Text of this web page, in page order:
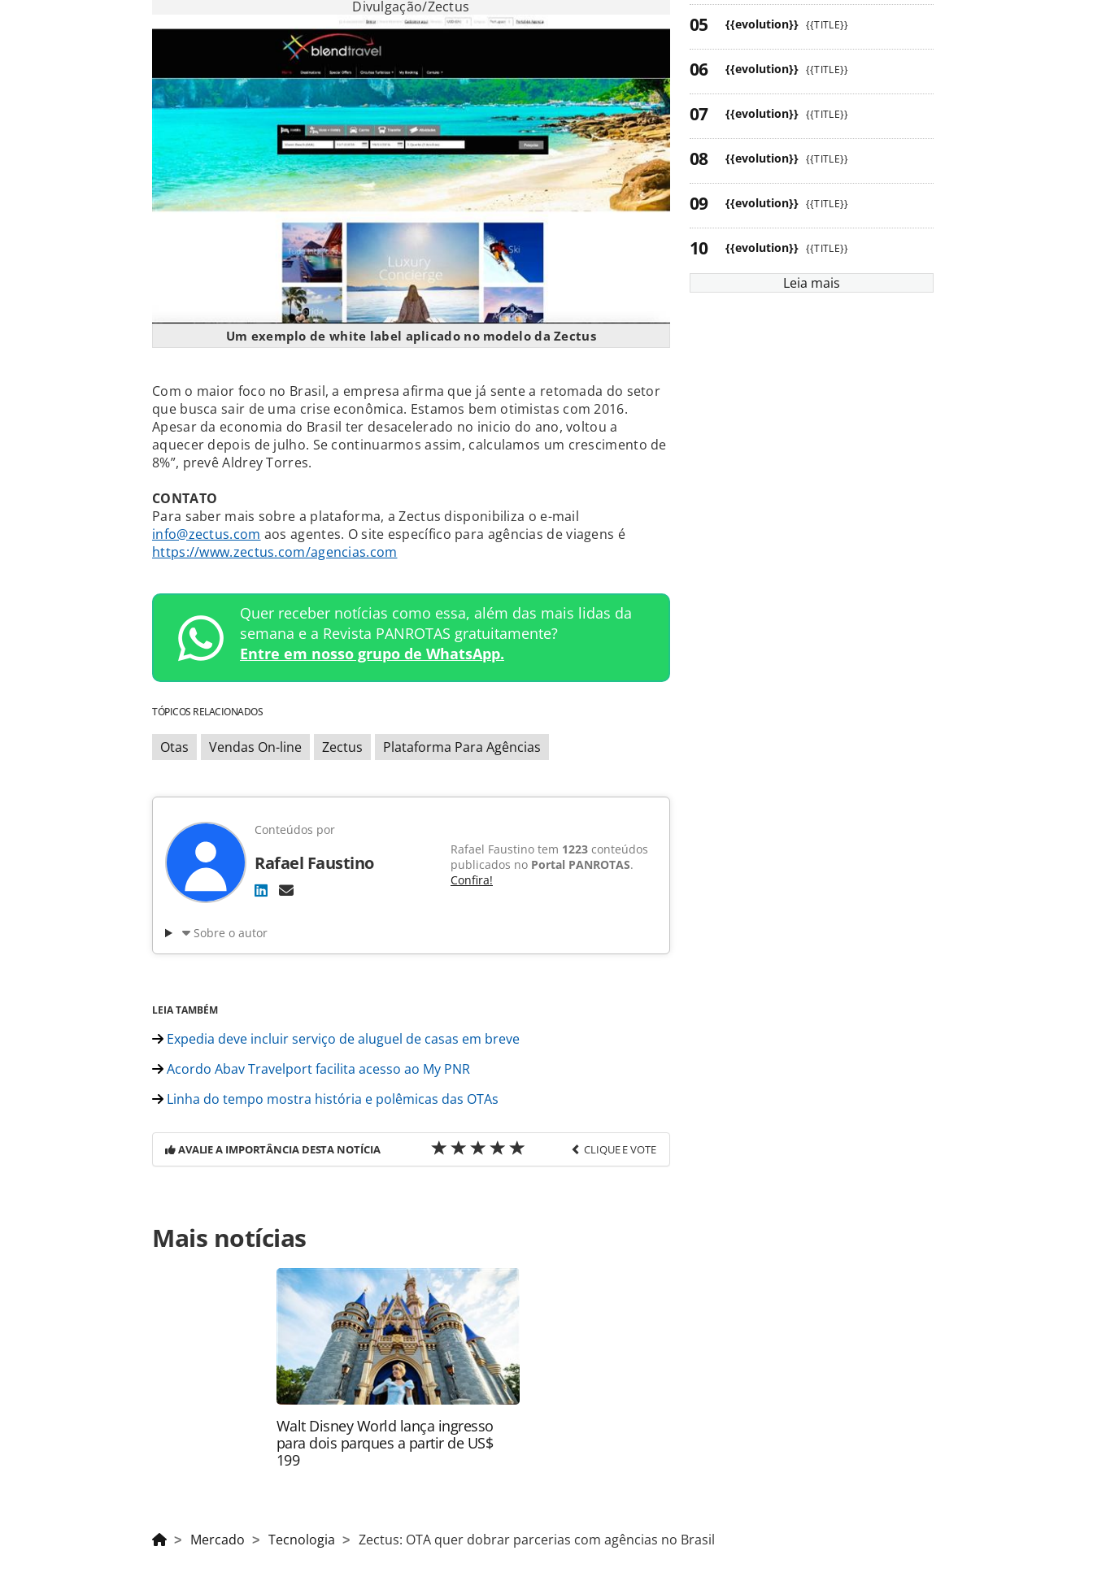
Divulgação/Zectus
Um exemplo de white label aplicado no modelo da Zectus
Com o maior foco no Brasil, a empresa afirma que já sente a retomada do setor
que busca sair de uma crise econômica. Estamos bem otimistas com 2016.
Apesar da economia do Brasil ter desacelerado no inicio do ano, voltou a
aquecer depois de julho. Se continuarmos assim, calculamos um crescimento de
8%”, prevê Aldrey Torres.
CONTATO
Para saber mais sobre a plataforma, a Zectus disponibiliza o e-mail
info@zectus.com aos agentes. O site específico para agências de viagens é
https://www.zectus.com/agencias.com
Quer receber notícias como essa, além das mais lidas da
semana e a Revista PANROTAS gratuitamente?
Entre em nosso grupo de WhatsApp.
TÓPICOS RELACIONADOS
Otas Vendas On-line Zectus Plataforma Para Agências
Conteúdos por
Rafael Faustino
Rafael Faustino tem 1223 conteúdos
publicados no Portal PANROTAS.
Confira!
Sobre o autor
LEIA TAMBÉM
Expedia deve incluir serviço de aluguel de casas em breve
Acordo Abav Travelport facilita acesso ao My PNR
Linha do tempo mostra história e polêmicas das OTAs
AVALIE A IMPORTÂNCIA DESTA NOTÍCIA CLIQUE E VOTE
https://www.panrotas.com.br/noticia-turismo/tecnologia/2016/11/zectus-ota-quer-
dobrar-parcerias-com-agencias-no-brasil_141629.html ou as ferramentas oferecidas na
página. Todo o conteúdo produzido pela PANROTAS Editora é protegido pela legislação
brasileira sobre direito autoral. Não reproduza o conteúdo sem autorização da
PANROTAS Editora (copyright@panrotas.com.br).
Mais notícias
Walt Disney World lança ingresso
para dois parques a partir de US$
199
{{evolution}} {{TITLE}}
{{evolution}} {{TITLE}}
{{evolution}} {{TITLE}}
{{evolution}} {{TITLE}}
{{evolution}} {{TITLE}}
{{evolution}} {{TITLE}}
Leia mais
Mercado Tecnologia Zectus: OTA quer dobrar parcerias com agências no Brasil